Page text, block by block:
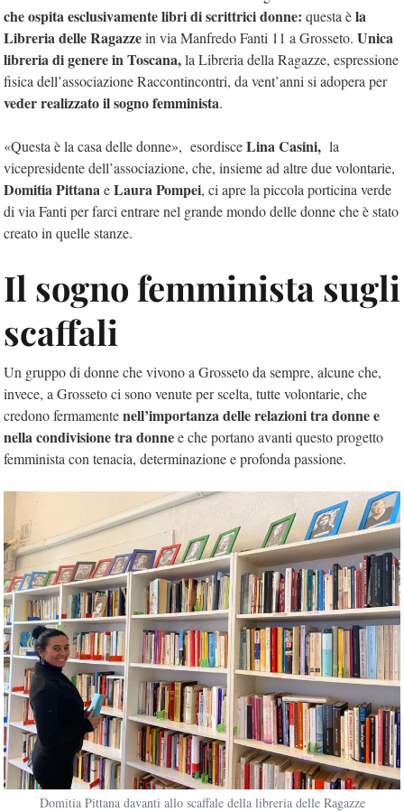
che ospita esclusivamente libri di scrittrici donne: questa èla
Libreria delle Ragazzein via Manfredo Fanti 11 a Grosseto. Unica
libreria di genere in Toscana,la Libreria della Ragazze, espressione
fisica dell’associazione Raccontincontri, da vent’anni si adopera per
veder realizzato il sogno femminista.
«Questa è la casa delle donne», esordisceLina Casini, la
vicepresidente dell’associazione, che, insieme ad altre due volontarie,
Domitia PittanaeLaura Pompei, ci apre la piccola porticina verde
di via Fanti per farci entrare nel grande mondo delle donne che è stato
creato in quelle stanze.
Il sogno femminista sugli
scaffali
Un gruppo di donne che vivono a Grosseto da sempre, alcune che,
invece, a Grosseto ci sono venute per scelta, tutte volontarie, che
credono fermamentenell’importanza delle relazioni tra donne e
nella condivisione tra donnee che portano avanti questo progetto
femminista con tenacia, determinazione e profonda passione.
Domitia Pittana davanti allo scaffale della libreria delle Ragazze